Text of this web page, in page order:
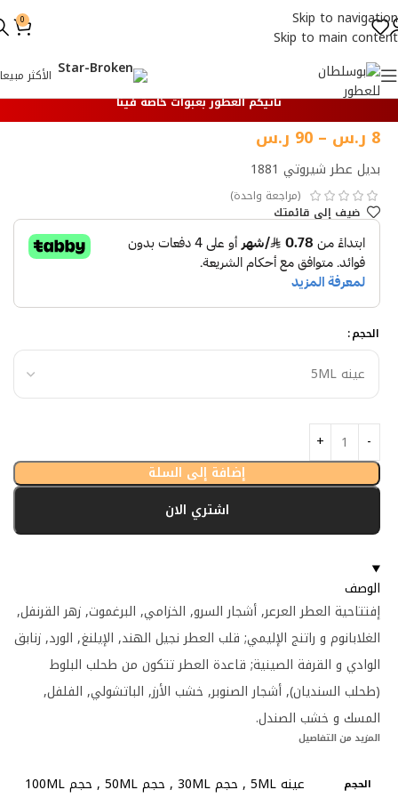
Skip to navigation
Skip to main content
0
الأكثر مبيعا
تأتيكم العطور بعبوات خاصة فينا
بديل عطر شيروتي 1881
(مراجعة واحدة)
8 ر.س –
90 ر.س
ضيف إلي قائمتك
الحجم
إضافة إلى السلة
اشتري الان
الوصف
إفتتاحية العطر العرعر, أشجار السرو, الخزامي, البرغموت, زهر القرنفل,
الغلابانوم و راتنج الإليمي; قلب العطر نجيل الهند, الإيلنغ, الورد, زنابق
الوادي و القرفة الصينية; قاعدة العطر تتكون من طحلب البلوط
(طحلب السنديان), أشجار الصنوبر, خشب الأرز, الباتشولي, الفلفل,
المسك و خشب الصندل.
المزيد من التفاصيل
الحجم عينه 5ML , حجم 30ML , حجم 50ML , حجم 100ML